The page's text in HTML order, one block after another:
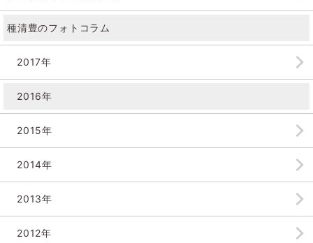
種清豊のフォトコラム
2017年
2016年
2015年
2014年
2013年
2012年